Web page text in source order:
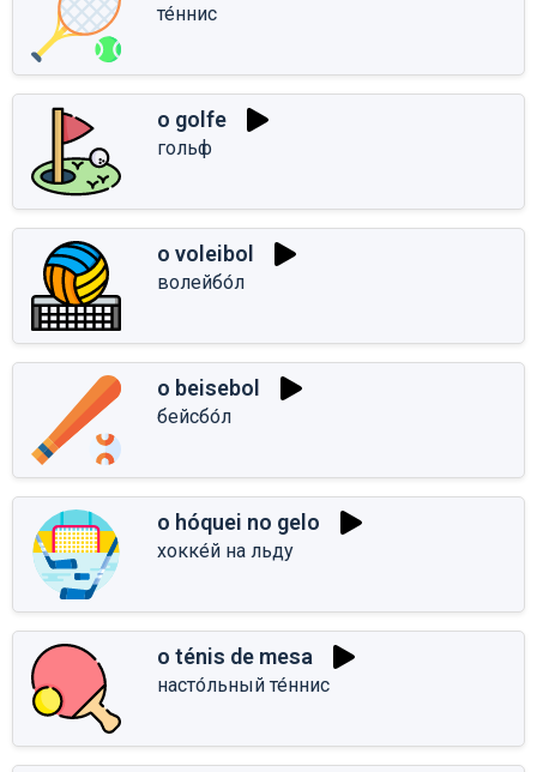
те́ннис
o golfe
гольф
o voleibol
волейбо́л
o beisebol
бейсбо́л
o hóquei no gelo
хокке́й на льду
o ténis de mesa
насто́льный те́ннис